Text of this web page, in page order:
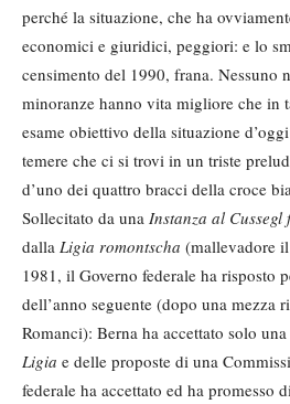
perché la situazione, che ha
economici e giuridici, peggiori: e lo
censimento del 1990, frana. Nessuno
minoranze hanno vita migliore che in
esame obiettivo della situazione
temere che ci si trovi in un triste
d’uno dei quattro bracci della croce
Sollecitato da una Instanza al Cussegl
dalla Ligia romontscha (mallevadore
1981, il Governo federale ha risposto
dell’anno seguente (dopo una mezza
Romanci): Berna ha accettato solo
Ligia e delle proposte di una
federale ha accettato ed ha promesso